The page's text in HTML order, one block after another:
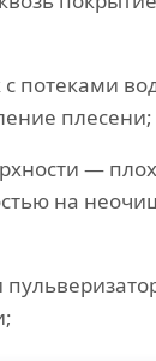
с потеками
плесени;
—
на